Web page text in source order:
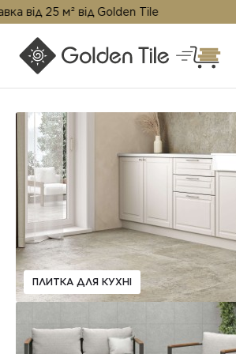
25 м² від Golden Tile
ПЛИТКА ДЛЯ КУХНІ